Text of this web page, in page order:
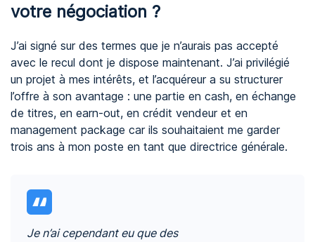
votre négociation ?
J’ai signé sur des termes que je n’aurais pas accepté
avec le recul dont je dispose maintenant. J’ai privilégié
un projet à mes intérêts, et l’acquéreur a su structurer
l’offre à son avantage : une partie en cash, en échange
de titres, en earn-out, en crédit vendeur et en
management package car ils souhaitaient me garder
trois ans à mon poste en tant que directrice générale.
Je n’ai cependant eu que des